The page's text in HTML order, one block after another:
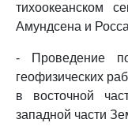
тихоокеанском
Амундсена и
- Проведение
геофизических
в восточной
западной части